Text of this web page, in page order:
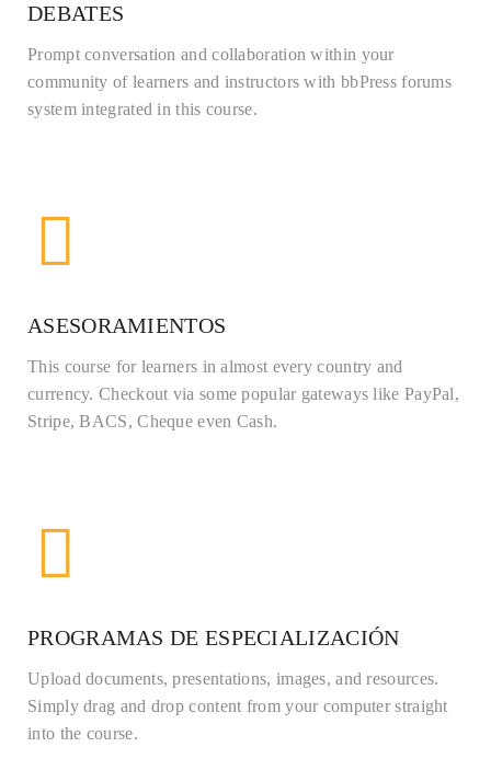
DEBATES
Prompt conversation and collaboration within your
community of learners and instructors with bbPress forums
system integrated in this course.
ASESORAMIENTOS
This course for learners in almost every country and
currency. Checkout via some popular gateways like PayPal,
Stripe, BACS, Cheque even Cash.
PROGRAMAS DE ESPECIALIZACIÓN
Upload documents, presentations, images, and resources.
Simply drag and drop content from your computer straight
into the course.